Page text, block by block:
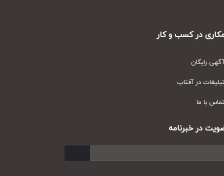
در کسب و کار
رایگان
در آفتاب
با ما
در خبرنامه